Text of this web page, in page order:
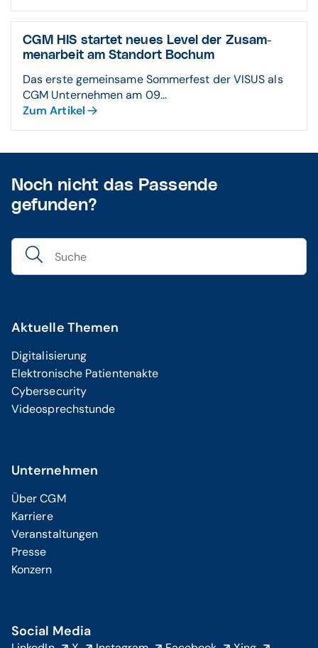
CGM HIS startet neues Level der Zusam­
men­arbeit am Standort Bochum
Das erste gemeinsame Sommerfest der VISUS als
CGM Unternehmen am 09...
Zum Artikel
Noch nicht das Passende
gefunden?
Aktuelle Themen
Digitalisierung
Elektronische Patientenakte
Cybersecurity
Videosprechstunde
Unternehmen
Über CGM
Karriere
Veranstaltungen
Presse
Konzern
Social Media